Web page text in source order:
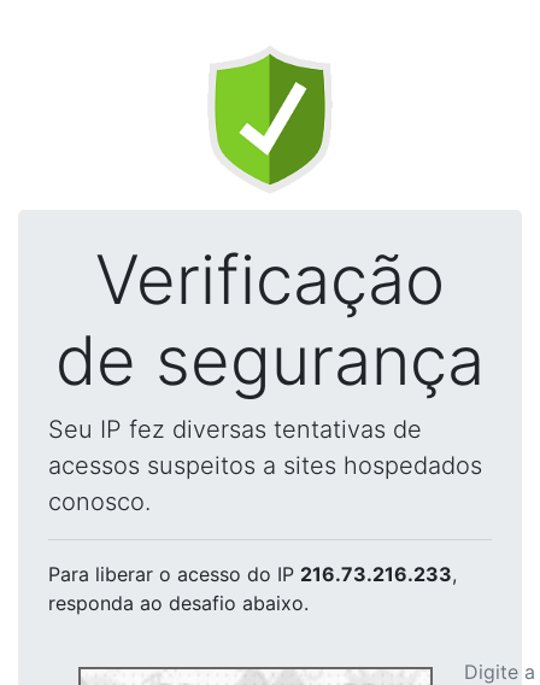
Verificação
de segurança
Seu IP fez diversas tentativas de
acessos suspeitos a sites hospedados
conosco.
Para liberar o acesso do IP 216.73.216.233,
responda ao desafio abaixo.
Digite